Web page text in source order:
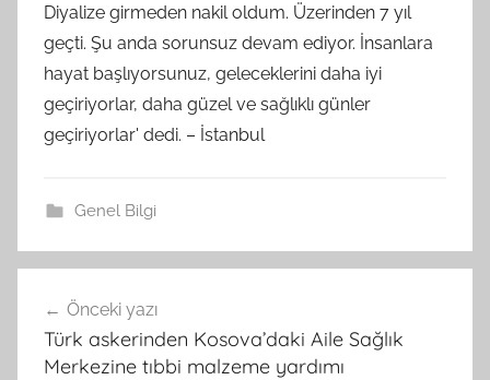
Diyalize girmeden nakil oldum. Üzerinden 7 yıl
geçti. Şu anda sorunsuz devam ediyor. İnsanlara
hayat başlıyorsunuz, geleceklerini daha iyi
geçiriyorlar, daha güzel ve sağlıklı günler
geçiriyorlar' dedi. – İstanbul
Genel Bilgi
gezinmesi
Önceki yazı
Türk askerinden Kosova’daki Aile Sağlık
Merkezine tıbbi malzeme yardımı